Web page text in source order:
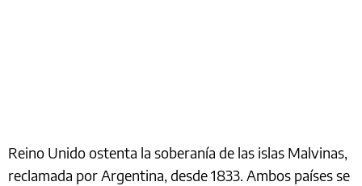
Reino Unido ostenta la soberanía de las islas Malvinas,
reclamada por Argentina, desde 1833. Ambos países se